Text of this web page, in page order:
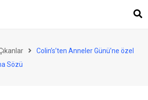
Colin’s’ten Anneler Günü’ne özel
Sözü